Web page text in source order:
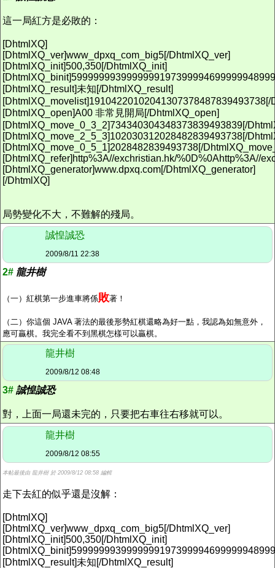
這一局紅方是必敗的：
[DhtmlXQ]
[DhtmlXQ_ver]www_dpxq_com_big5[/DhtmlXQ_ver]
[DhtmlXQ_init]500,350[/DhtmlXQ_init]
[DhtmlXQ_result]未知[/DhtmlXQ_result]
[DhtmlXQ_movelist]19104220102041307378487839493738[/
[DhtmlXQ_open]A00 非常見開局[/DhtmlXQ_open]
[DhtmlXQ_move_0_3_2]734340304348373839493839[/
[DhtmlXQ_move_2_5_3]102030312028482839493738[/
[DhtmlXQ_move_0_5_1]2028482839493738[/
[DhtmlXQ_refer]http%3A//exchristian.hk/%0D%0Ahttp%3A//
[DhtmlXQ_generator]www.dpxq.com[/DhtmlXQ_generator]
[/DhtmlXQ]
局勢變化不大，不難解的殘局。
誠惶誠恐
2009/8/11 22:38
2# 龍井樹
（一）紅棋第一步進車將係敗著！
（二）你這個 JAVA 著法的最後形勢紅棋還略為好一點，我認為如無意外，
應可贏棋。我完全看不到黑棋怎樣可以贏棋。
龍井樹
2009/8/12 08:48
3# 誠惶誠恐
對，上面一局還未完的，只要把右車往右移就可以。
龍井樹
2009/8/12 08:55
本帖最後由 龍井樹 於 2009/8/12 08:58 編輯
走下去紅的似乎還是沒解：
[DhtmlXQ]
[DhtmlXQ_ver]www_dpxq_com_big5[/DhtmlXQ_ver]
[DhtmlXQ_init]500,350[/DhtmlXQ_init]
[DhtmlXQ_result]未知[/DhtmlXQ_result]